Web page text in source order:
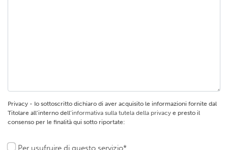
Privacy - Io sottoscritto dichiaro di aver acquisito le informazioni fornite dal
Titolare all’interno dell’informativa sulla tutela della privacy e presto il
consenso per le finalità qui sotto riportate:
Per usufruire di questo servizio*